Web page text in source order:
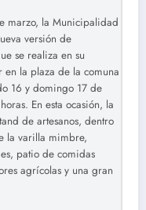
marzo, la Municipalidad
versión de
se realiza en su
la plaza de la comuna
16 y domingo 17 de
En esta ocasión, la
de artesanos, dentro
la varilla mimbre,
patio de comidas
agrícolas y una gran